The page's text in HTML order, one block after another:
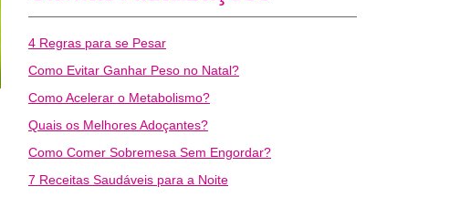
4 Regras para se Pesar
Como Evitar Ganhar Peso no Natal?
Como Acelerar o Metabolismo?
Quais os Melhores Adoçantes?
Como Comer Sobremesa Sem Engordar?
7 Receitas Saudáveis para a Noite